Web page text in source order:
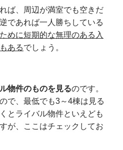
ば、周辺が満室でも空きだ
であれば一人勝ちしている
めに短期的な無理のある入
あるでしょう。
物件のものを見るのです。
で、最低でも3～4棟は見る
とライバル物件といえども
が、ここはチェックしてお